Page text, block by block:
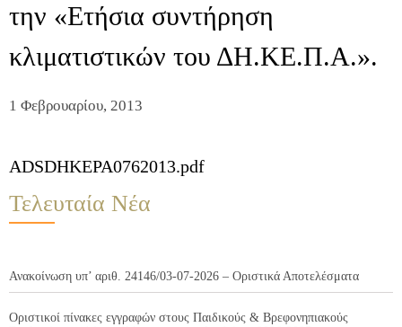
την «Eτήσια συντήρηση
κλιματιστικών του ΔΗ.ΚΕ.Π.Α.».
1 Φεβρουαρίου, 2013
ADSDHKEPA0762013.pdf
Τελευταία Νέα
Ανακοίνωση υπ’ αριθ. 24146/03-07-2026 – Οριστικά Αποτελέσματα
Οριστικοί πίνακες εγγραφών στους Παιδικούς & Βρεφονηπιακούς